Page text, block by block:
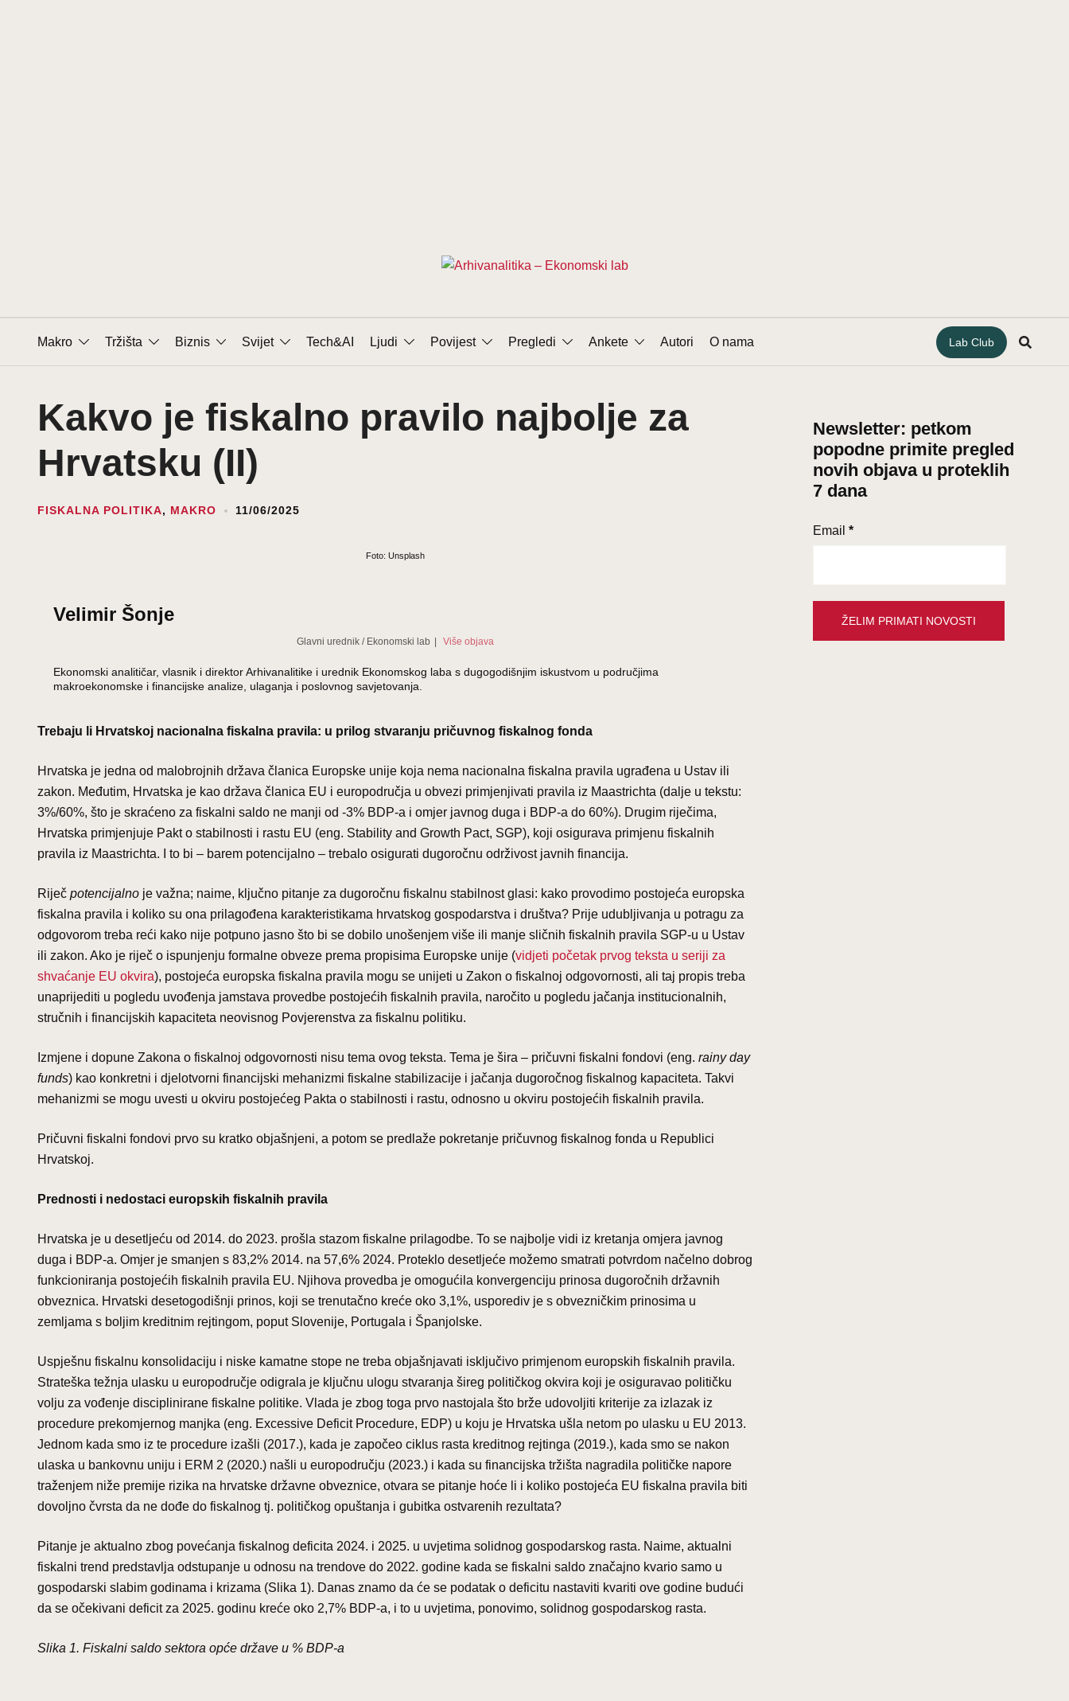
Makro Tržišta Biznis Svijet Tech&AI Ljudi Povijest Pregledi Ankete Autori O nama Lab Club
Kakvo je fiskalno pravilo najbolje za
Hrvatsku (II)
FISKALNA POLITIKA, MAKRO 11/06/2025
Foto: Unsplash
Velimir Šonje
Glavni urednik / Ekonomski lab Više objava
Ekonomski analitičar, vlasnik i direktor Arhivanalitike i urednik Ekonomskog laba s dugogodišnjim iskustvom u područjima
makroekonomske i financijske analize, ulaganja i poslovnog savjetovanja.
Trebaju li Hrvatskoj nacionalna fiskalna pravila: u prilog stvaranju pričuvnog fiskalnog fonda
Hrvatska je jedna od malobrojnih država članica Europske unije koja nema nacionalna fiskalna pravila ugrađena u Ustav ili
zakon. Međutim, Hrvatska je kao država članica EU i europodručja u obvezi primjenjivati pravila iz Maastrichta (dalje u tekstu:
3%/60%, što je skraćeno za fiskalni saldo ne manji od -3% BDP-a i omjer javnog duga i BDP-a do 60%). Drugim riječima,
Hrvatska primjenjuje Pakt o stabilnosti i rastu EU (eng. Stability and Growth Pact, SGP), koji osigurava primjenu fiskalnih
pravila iz Maastrichta. I to bi – barem potencijalno – trebalo osigurati dugoročnu održivost javnih financija.
Riječ potencijalno je važna; naime, ključno pitanje za dugoročnu fiskalnu stabilnost glasi: kako provodimo postojeća europska
fiskalna pravila i koliko su ona prilagođena karakteristikama hrvatskog gospodarstva i društva? Prije udubljivanja u potragu za
odgovorom treba reći kako nije potpuno jasno što bi se dobilo unošenjem više ili manje sličnih fiskalnih pravila SGP-u u Ustav
ili zakon. Ako je riječ o ispunjenju formalne obveze prema propisima Europske unije (vidjeti početak prvog teksta u seriji za
shvaćanje EU okvira), postojeća europska fiskalna pravila mogu se unijeti u Zakon o fiskalnoj odgovornosti, ali taj propis treba
unaprijediti u pogledu uvođenja jamstava provedbe postojećih fiskalnih pravila, naročito u pogledu jačanja institucionalnih,
stručnih i financijskih kapaciteta neovisnog Povjerenstva za fiskalnu politiku.
Izmjene i dopune Zakona o fiskalnoj odgovornosti nisu tema ovog teksta. Tema je šira – pričuvni fiskalni fondovi (eng. rainy day
funds) kao konkretni i djelotvorni financijski mehanizmi fiskalne stabilizacije i jačanja dugoročnog fiskalnog kapaciteta. Takvi
mehanizmi se mogu uvesti u okviru postojećeg Pakta o stabilnosti i rastu, odnosno u okviru postojećih fiskalnih pravila.
Pričuvni fiskalni fondovi prvo su kratko objašnjeni, a potom se predlaže pokretanje pričuvnog fiskalnog fonda u Republici
Hrvatskoj.
Prednosti i nedostaci europskih fiskalnih pravila
Hrvatska je u desetljeću od 2014. do 2023. prošla stazom fiskalne prilagodbe. To se najbolje vidi iz kretanja omjera javnog
duga i BDP-a. Omjer je smanjen s 83,2% 2014. na 57,6% 2024. Proteklo desetljeće možemo smatrati potvrdom načelno dobrog
funkcioniranja postojećih fiskalnih pravila EU. Njihova provedba je omogućila konvergenciju prinosa dugoročnih državnih
obveznica. Hrvatski desetogodišnji prinos, koji se trenutačno kreće oko 3,1%, usporediv je s obvezničkim prinosima u
zemljama s boljim kreditnim rejtingom, poput Slovenije, Portugala i Španjolske.
Uspješnu fiskalnu konsolidaciju i niske kamatne stope ne treba objašnjavati isključivo primjenom europskih fiskalnih pravila.
Strateška težnja ulasku u europodručje odigrala je ključnu ulogu stvaranja šireg političkog okvira koji je osiguravao političku
volju za vođenje disciplinirane fiskalne politike. Vlada je zbog toga prvo nastojala što brže udovoljiti kriterije za izlazak iz
procedure prekomjernog manjka (eng. Excessive Deficit Procedure, EDP) u koju je Hrvatska ušla netom po ulasku u EU 2013.
Jednom kada smo iz te procedure izašli (2017.), kada je započeo ciklus rasta kreditnog rejtinga (2019.), kada smo se nakon
ulaska u bankovnu uniju i ERM 2 (2020.) našli u europodručju (2023.) i kada su financijska tržišta nagradila političke napore
traženjem niže premije rizika na hrvatske državne obveznice, otvara se pitanje hoće li i koliko postojeća EU fiskalna pravila biti
dovoljno čvrsta da ne dođe do fiskalnog tj. političkog opuštanja i gubitka ostvarenih rezultata?
Pitanje je aktualno zbog povećanja fiskalnog deficita 2024. i 2025. u uvjetima solidnog gospodarskog rasta. Naime, aktualni
fiskalni trend predstavlja odstupanje u odnosu na trendove do 2022. godine kada se fiskalni saldo značajno kvario samo u
gospodarski slabim godinama i krizama (Slika 1). Danas znamo da će se podatak o deficitu nastaviti kvariti ove godine budući
da se očekivani deficit za 2025. godinu kreće oko 2,7% BDP-a, i to u uvjetima, ponovimo, solidnog gospodarskog rasta.
Slika 1. Fiskalni saldo sektora opće države u % BDP-a
Newsletter: petkom
popodne primite pregled
novih objava u proteklih
7 dana
Email *